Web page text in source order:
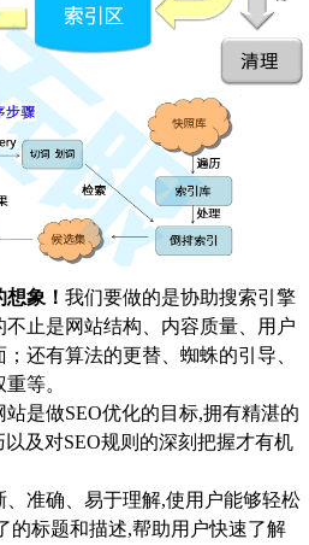
象！ 我们要做的是协助搜索引擎
止是网站结构、内容质量、用户
还有算法的更替、蜘蛛的引导、
等。
是做SEO优化的目标,拥有精湛的
及对SEO规则的深刻把握才有机
、准确、易于理解,使用户能够轻松
的标题和描述,帮助用户快速了解